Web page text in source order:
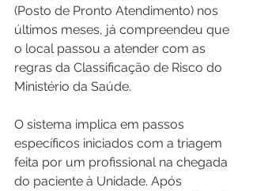
(Posto de Pronto Atendimento) nos
últimos meses, já compreendeu que
o local passou a atender com as
regras da Classificação de Risco do
Ministério da Saúde.
O sistema implica em passos
específicos iniciados com a triagem
feita por um profissional na chegada
do paciente à Unidade. Após